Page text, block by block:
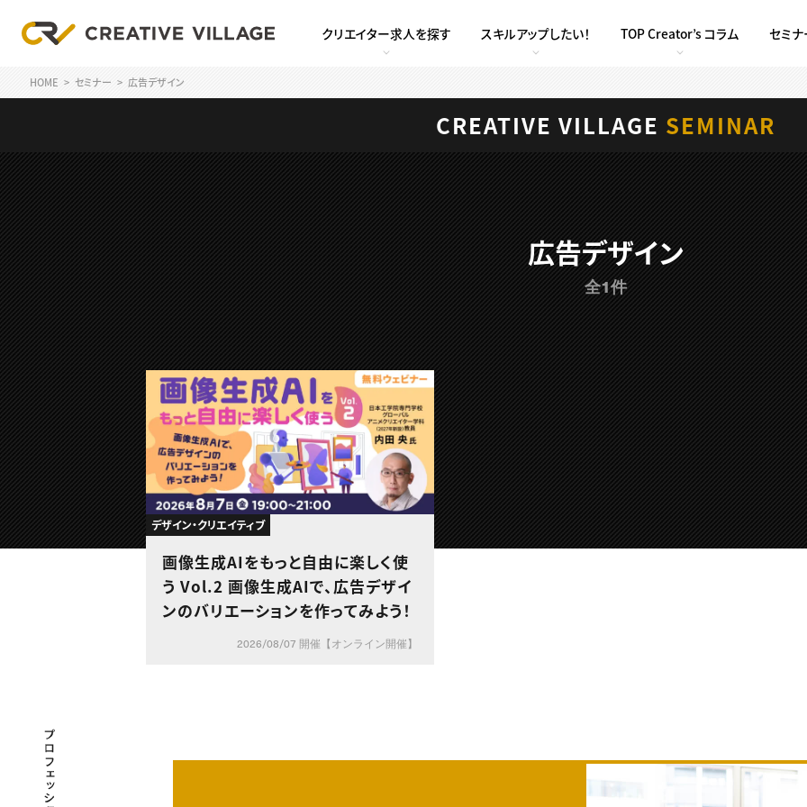
クリエイター求人を探す スキルアップしたい！ TOP Creator’s コラム セミ
HOME セミナー 広告デザイン
CREATIVE VILLAGE SEMINAR
広告デザイン
全1件
デザイン・クリエイティブ
画像生成AIをもっと自由に楽しく使
う Vol.2 画像生成AIで、広告デザイ
ンのバリエーションを作ってみよう！
2026/08/07 開催【オンライン開催】